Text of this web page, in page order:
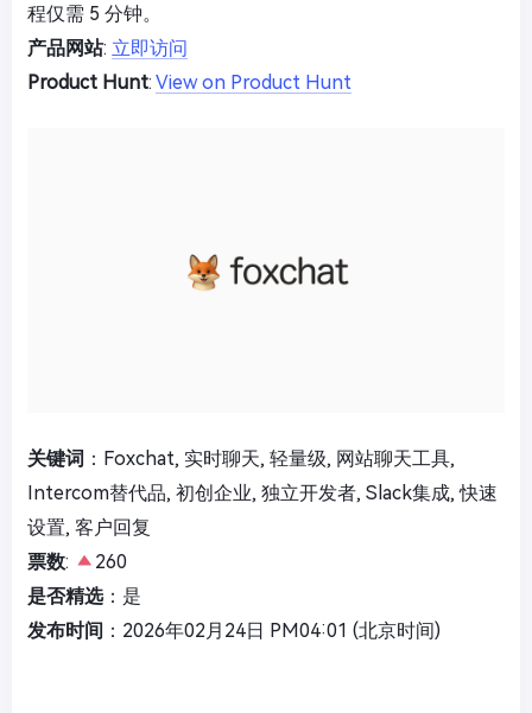
程仅需 5 分钟。
产品网站: 立即访问
Product Hunt: View on Product Hunt
关键词 ：Foxchat, 实时聊天, 轻量级, 网站聊天工具,
Intercom替代品, 初创企业, 独立开发者, Slack集成, 快速
设置, 客户回复
票数:
260
是否精选：是
发布时间 ：2026年02月24日 PM04:01 (北京时间)